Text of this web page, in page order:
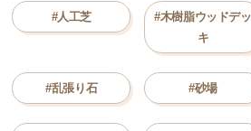
#人工芝
#木樹脂ウッドデッ
キ
#乱張り石 #砂場